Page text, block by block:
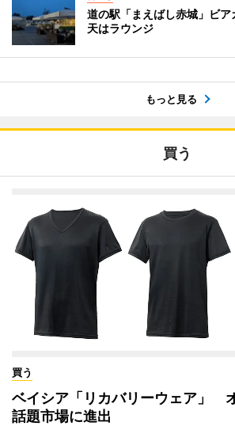
道の駅「まえばし赤城」ビ
天はラウンジ
もっと見る
買う
買う
ベイシア「リカバリーウェア」
話題市場に進出